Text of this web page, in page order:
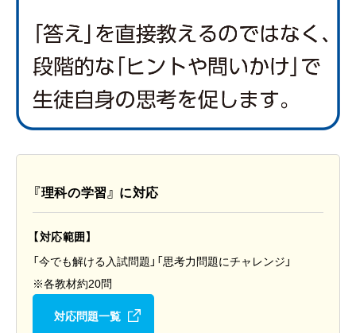
『理科の学習』 に対応
【対応範囲】
「今でも解ける入試問題」「思考力問題にチャレンジ」
※各教材約20問
対応問題一覧